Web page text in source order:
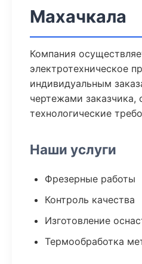
Махачкала
Компания
электротехническое
индивидуальным
чертежами заказчика,
технологические
Наши услуги
Фрезерные работы
Контроль качества
Изготовление
Термообработка